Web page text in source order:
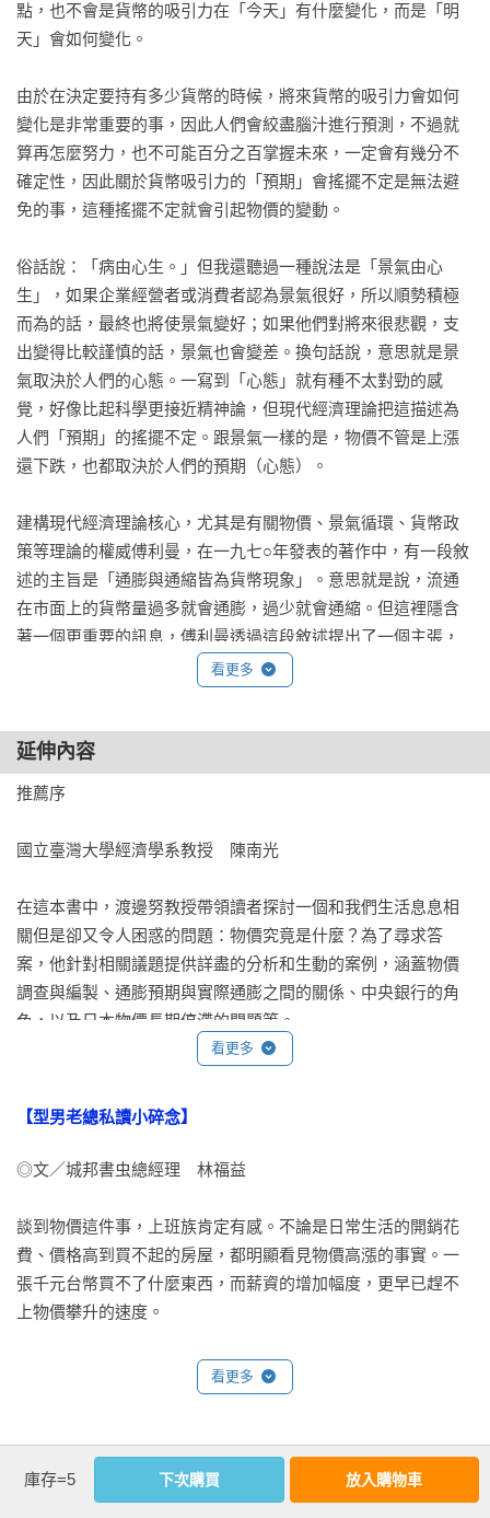
點，也不會是貨幣的吸引力在「今天」有什麼變化，而是「明
天」會如何變化。
由於在決定要持有多少貨幣的時候，將來貨幣的吸引力會如何
變化是非常重要的事，因此人們會絞盡腦汁進行預測，不過就
算再怎麼努力，也不可能百分之百掌握未來，一定會有幾分不
確定性，因此關於貨幣吸引力的「預期」會搖擺不定是無法避
免的事，這種搖擺不定就會引起物價的變動。
俗話說：「病由心生。」但我還聽過一種說法是「景氣由心
生」，如果企業經營者或消費者認為景氣很好，所以順勢積極
而為的話，最終也將使景氣變好；如果他們對將來很悲觀，支
出變得比較謹慎的話，景氣也會變差。換句話說，意思就是景
氣取決於人們的心態。一寫到「心態」就有種不太對勁的感
覺，好像比起科學更接近精神論，但現代經濟理論把這描述為
人們「預期」的搖擺不定。跟景氣一樣的是，物價不管是上漲
還下跌，也都取決於人們的預期（心態）。
建構現代經濟理論核心，尤其是有關物價、景氣循環、貨幣政
策等理論的權威傅利曼，在一九七○年發表的著作中，有一段敘
述的主旨是「通膨與通縮皆為貨幣現象」。意思就是說，流通
在市面上的貨幣量過多就會通膨，過少就會通縮。但這裡隱含
著一個更重要的訊息，傅利曼透過這段敘述提出了一個主張，
就是物價並非取決於對個別商品的需求與供給。他也主張人們
即使說成是「通膨與通縮都看人心情」，我想在天上的他應該
也不會生氣吧。
薪水拿的是美元，他雖然會購買當地的商品，但因為食品等類
型還是偏好日本商品，所以會利用網路或拜託認識的人從日本
的人的物價，究竟有何不同？
對他來說，物價是美元這種貨幣與商品的交換比率。如果限定
幣為美元、商品為日圓，貨幣單位是不同的。若商品日圓標示
價格上漲，貨幣可購買量減少，這一點跟住在日本的日本人一
樣，但他的貨幣可購買量還要考慮到匯率。若日圓升值、美元
貶值，日本商品換算成美元的價格會上漲，貨幣的可購買量就
的日圓標示價格大幅波動並非常態，但匯率卻會每天大幅變
至於匯率為什麼會起伏不定？因為動用大筆資金的投資人，會
基於種種的預期而買賣日圓，換句話說，匯率會因為投資人的
看更多
延伸內容
推薦序
國立臺灣大學經濟學系教授　陳南光
在這本書中，渡邊努教授帶領讀者探討一個和我們生活息息相
關但是卻又令人困惑的問題：物價究竟是什麼？為了尋求答
案，他針對相關議題提供詳盡的分析和生動的案例，涵蓋物價
調查與編製、通膨預期與實際通膨之間的關係、中央銀行的角
色，以及日本物價長期停滯的問題等。
大學教授（一九九九～二〇一一年），與日本銀行（即日本中
的主要研究領域包括貨幣政策和通貨膨脹動態，學術著作豐
研究成果與理解。我想本書的一大特點，在於對通膨預期的深
入探討。讀者在渡邊教授的帶領之下，能從家庭、企業等不同
角度，了解通膨預期的形成機制。書中另一個重要特色是說明
各種令人眼花撩亂的物價指數，幫助讀者了解什麼是總體物價
物價指數 ），這些指數的變動代表什麼意義，以及對我們的生
書裡面提到許多渡邊教授研究的重要成果。例如，他在二〇二
〇年發表於《國際經濟評論》的論文發現，通膨預期與年齡之
間存在顯著的正相關，也就是說，在控制家庭層面的通膨率
看更多
【型男老總私讀小碎念】
◎文／城邦書虫總經理　林福益
談到物價這件事，上班族肯定有感。不論是日常生活的開銷花
費、價格高到買不起的房屋，都明顯看見物價高漲的事實。一
張千元台幣買不了什麼東西，而薪資的增加幅度，更早已趕不
上物價攀升的速度。
萬物齊漲是事實，而且常給人一夕之間暴漲的印象。只是，我
們所感受到的物價，通常是與自己生活有關、或者是最在意的
價格變動的總合，就像是蚊子聚集齊飛形成的「蚊柱」一樣。
（大家可以看這集「書給你聽」的影音內容）
看更多
編輯推薦
庫存=5 下次購買 放入購物車